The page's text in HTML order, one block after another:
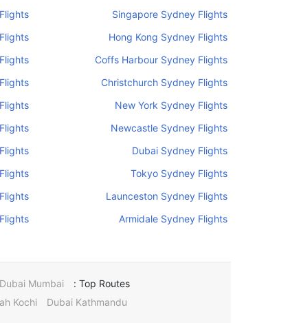
Singapore Sydney Flights
Hong Kong Sydney Flights
Coffs Harbour Sydney Flights
Christchurch Sydney Flights
New York Sydney Flights
Newcastle Sydney Flights
Dubai Sydney Flights
Tokyo Sydney Flights
Launceston Sydney Flights
Armidale Sydney Flights
Top Routes :
Dubai Mumbai
Dubai Kathmandu
Kochi